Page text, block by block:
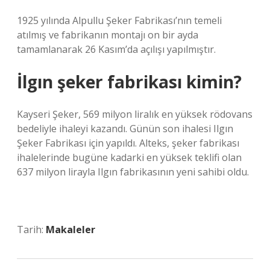
1925 yılında Alpullu Şeker Fabrikası’nın temeli
atılmış ve fabrikanın montajı on bir ayda
tamamlanarak 26 Kasım’da açılışı yapılmıştır.
İlgın şeker fabrikası kimin?
Kayseri Şeker, 569 milyon liralık en yüksek rödovans
bedeliyle ihaleyi kazandı. Günün son ihalesi Ilgın
Şeker Fabrikası için yapıldı. Alteks, şeker fabrikası
ihalelerinde bugüne kadarki en yüksek teklifi olan
637 milyon lirayla Ilgın fabrikasının yeni sahibi oldu.
Tarih: Makaleler